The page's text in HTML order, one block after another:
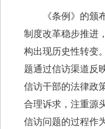
《条例》的颁布
制度改革稳步推进
构出现历史性转变
题通过信访渠道反
信访干部的法律政
合理诉求，注重源
信访问题的过程作